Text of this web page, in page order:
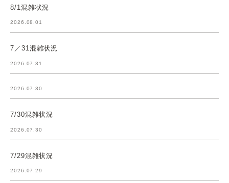
8/1混雑状況
2026.08.01
7／31混雑状況
2026.07.31
2026.07.30
7/30混雑状況
2026.07.30
7/29混雑状況
2026.07.29